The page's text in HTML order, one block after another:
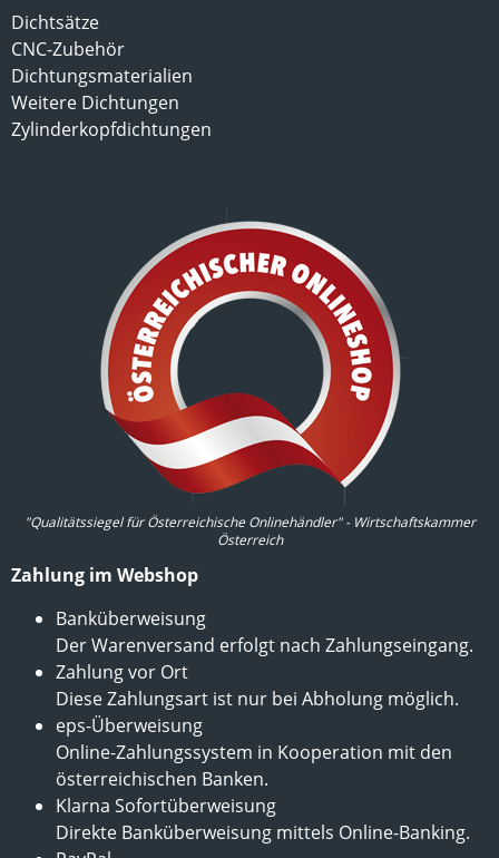
Dichtsätze
CNC-Zubehör
Dichtungsmaterialien
Weitere Dichtungen
Zylinderkopfdichtungen
"Qualitätssiegel für Österreichische Onlinehändler" - Wirtschaftskammer
Österreich
Zahlung im Webshop
Banküberweisung
Der Warenversand erfolgt nach Zahlungseingang.
Zahlung vor Ort
Diese Zahlungsart ist nur bei Abholung möglich.
eps-Überweisung
Online-Zahlungssystem in Kooperation mit den
österreichischen Banken.
Klarna Sofortüberweisung
Direkte Banküberweisung mittels Online-Banking.